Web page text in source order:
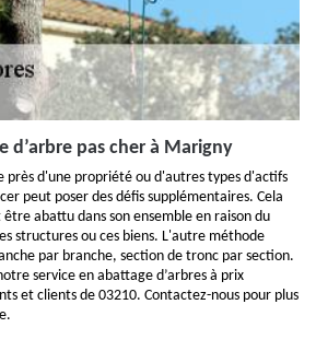
d’arbre pas cher à Marigny
près d'une propriété ou d'autres types d'actifs
peut poser des défis supplémentaires. Cela
abattu dans son ensemble en raison du
structures ou ces biens. L'autre méthode
par branche, section de tronc par section.
service en abattage d’arbres à prix
et clients de 03210. Contactez-nous pour plus